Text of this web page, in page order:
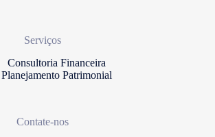
Serviços
Consultoria Financeira
Planejamento Patrimonial
Contate-nos